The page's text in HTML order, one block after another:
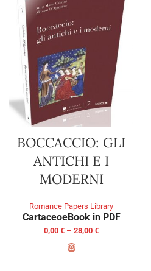
BOCCACCIO: GLI
ANTICHI E I
MODERNI
Romance Papers Library
CartaceoeBook in PDF
0,00 € – 28,00 €